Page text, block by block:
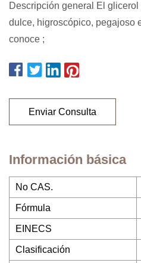
Descripción general El
dulce, higroscópico, pegajoso e incoloro.
conoce ;
Enviar Consulta
Información básica
No CAS.
Fórmula
EINECS
Clasificación